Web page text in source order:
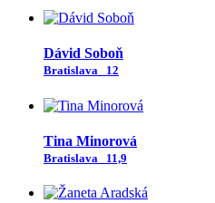
Dávid Soboň
Bratislava 12
Tina Minorová
Bratislava 11,9